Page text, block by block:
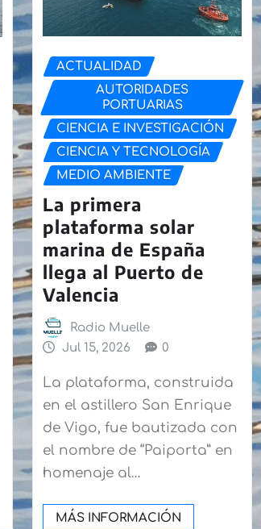
ACTUALIDAD
AUTORIDADES
PORTUARIAS
CIENCIA E INVESTIGACIÓN
CIENCIA Y TECNOLOGÍA
MEDIO AMBIENTE
La primera
plataforma solar
marina de España
llega al Puerto de
Valencia
Radio Muelle
Jul 15, 2026
0
La plataforma, construida
en el astillero San Enrique
de Vigo, fue bautizada con
el nombre de “Paiporta” en
homenaje al…
MÁS INFORMACIÓN